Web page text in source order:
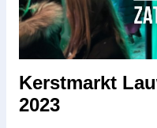
Kerstmarkt
2023